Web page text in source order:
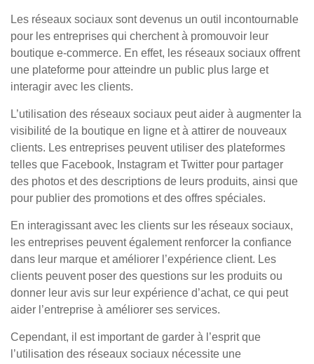
Les réseaux sociaux sont devenus un outil incontournable
pour les entreprises qui cherchent à promouvoir leur
boutique e-commerce. En effet, les réseaux sociaux offrent
une plateforme pour atteindre un public plus large et
interagir avec les clients.
L’utilisation des réseaux sociaux peut aider à augmenter la
visibilité de la boutique en ligne et à attirer de nouveaux
clients. Les entreprises peuvent utiliser des plateformes
telles que Facebook, Instagram et Twitter pour partager
des photos et des descriptions de leurs produits, ainsi que
pour publier des promotions et des offres spéciales.
En interagissant avec les clients sur les réseaux sociaux,
les entreprises peuvent également renforcer la confiance
dans leur marque et améliorer l’expérience client. Les
clients peuvent poser des questions sur les produits ou
donner leur avis sur leur expérience d’achat, ce qui peut
aider l’entreprise à améliorer ses services.
Cependant, il est important de garder à l’esprit que
l’utilisation des réseaux sociaux nécessite une